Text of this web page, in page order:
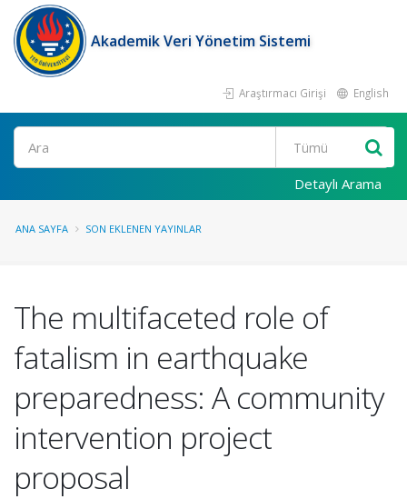
Akademik Veri Yönetim Sistemi
Araştırmacı Girişi English
Ara
Detaylı Arama
ANA SAYFA SON EKLENEN YAYINLAR
The multifaceted role of
fatalism in earthquake
preparedness: A community
intervention project
proposal